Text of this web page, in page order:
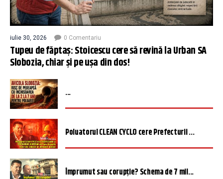
iulie 30, 2026 0 Comentariu
Tupeu de făptaș: Stoicescu cere să revină la Urban SA
Slobozia, chiar și pe ușa din dos!
...
Poluatorul CLEAN CYCLO cere Prefecturii ...
Împrumut sau corupție? Schema de 7 mil...